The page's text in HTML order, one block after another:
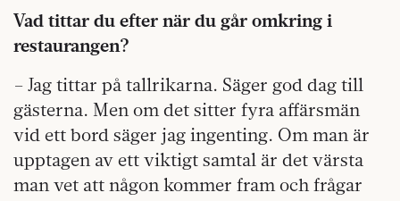
Vad tittar du efter när du går omkring i
restaurangen?
– Jag tittar på tallrikarna. Säger god dag till
gästerna. Men om det sitter fyra affärsmän
vid ett bord säger jag ingenting. Om man är
upptagen av ett viktigt samtal är det värsta
man vet att någon kommer fram och frågar